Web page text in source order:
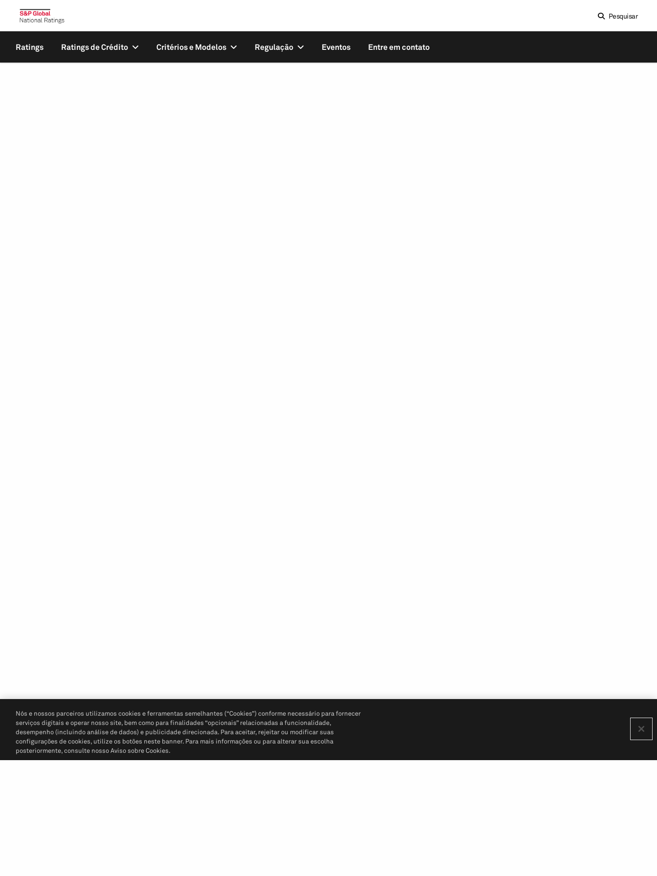
Pesquisar
Ratings Ratings de Crédito Critérios e Modelos Regulação Eventos Entre em contato
Nós e nossos parceiros utilizamos cookies e ferramentas semelhantes (“Cookies”) conforme necessário para fornecer
serviços digitais e operar nosso site, bem como para finalidades “opcionais” relacionadas a funcionalidade,
desempenho (incluindo análise de dados) e publicidade direcionada. Para aceitar, rejeitar ou modificar suas
configurações de cookies, utilize os botões neste banner. Para mais informações ou para alterar sua escolha
posteriormente, consulte nosso Aviso sobre Cookies.